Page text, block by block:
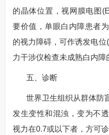
的晶体位置，视网膜电图
要价值，单眼白内障患者
的视力障碍，可作诱发电
力干涉仪检查未成熟白内障
五、诊断
世界卫生组织从群体防
发生变性和混浊，变为不
视力在0.7或以下者，方可诊